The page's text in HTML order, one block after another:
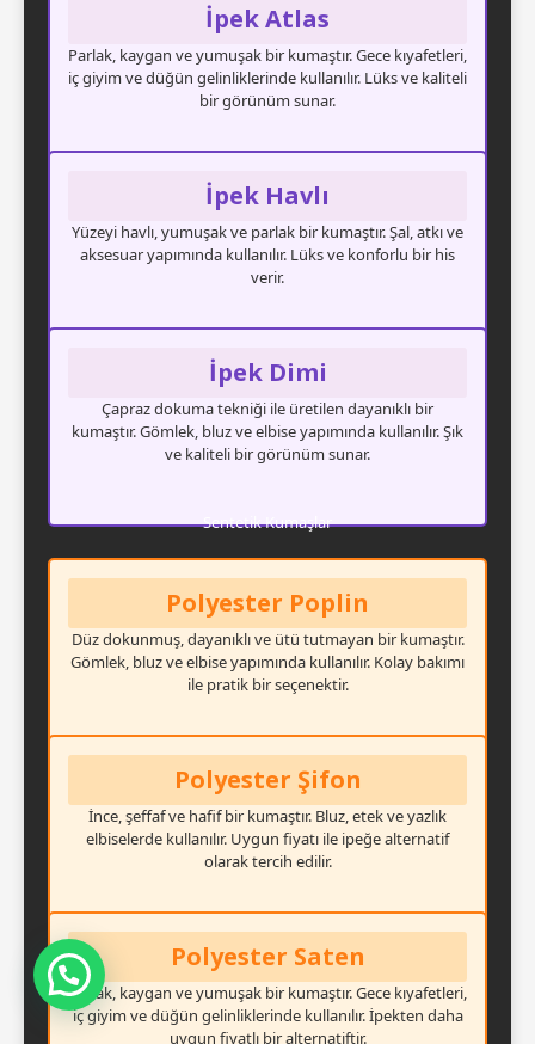
İpek Atlas
Parlak, kaygan ve yumuşak bir kumaştır. Gece kıyafetleri,
iç giyim ve düğün gelinliklerinde kullanılır. Lüks ve kaliteli
bir görünüm sunar.
İpek Havlı
Yüzeyi havlı, yumuşak ve parlak bir kumaştır. Şal, atkı ve
aksesuar yapımında kullanılır. Lüks ve konforlu bir his
verir.
İpek Dimi
Çapraz dokuma tekniği ile üretilen dayanıklı bir
kumaştır. Gömlek, bluz ve elbise yapımında kullanılır. Şık
ve kaliteli bir görünüm sunar.
Sentetik Kumaşlar
Polyester Poplin
Düz dokunmuş, dayanıklı ve ütü tutmayan bir kumaştır.
Gömlek, bluz ve elbise yapımında kullanılır. Kolay bakımı
ile pratik bir seçenektir.
Polyester Şifon
İnce, şeffaf ve hafif bir kumaştır. Bluz, etek ve yazlık
elbiselerde kullanılır. Uygun fiyatı ile ipeğe alternatif
olarak tercih edilir.
Polyester Saten
Parlak, kaygan ve yumuşak bir kumaştır. Gece kıyafetleri,
iç giyim ve düğün gelinliklerinde kullanılır. İpekten daha
uygun fiyatlı bir alternatiftir.